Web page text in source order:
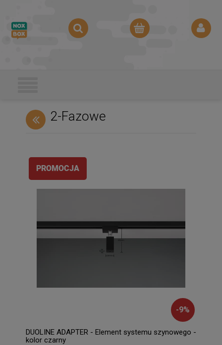
2-Fazowe
-9%
DUOLINE ADAPTER - Element systemu szynowego -
kolor czarny
PROMOCJA